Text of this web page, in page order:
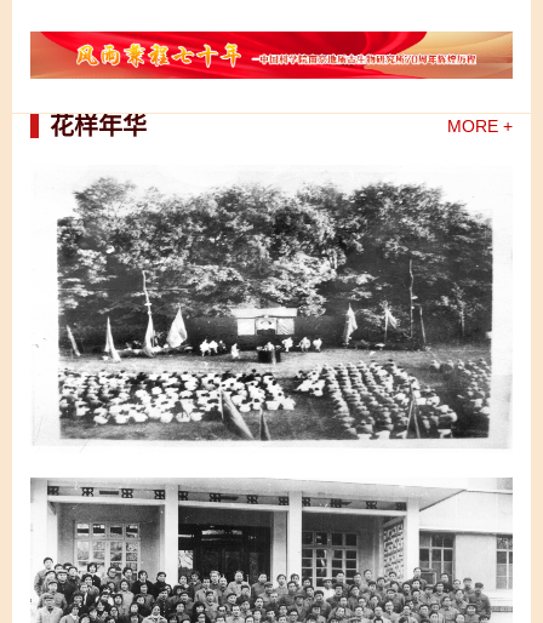
花样年华 MORE +